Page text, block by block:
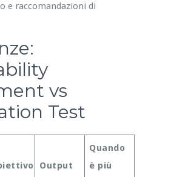
e raccomandazioni di
vs
Test
Output
Quando
è più